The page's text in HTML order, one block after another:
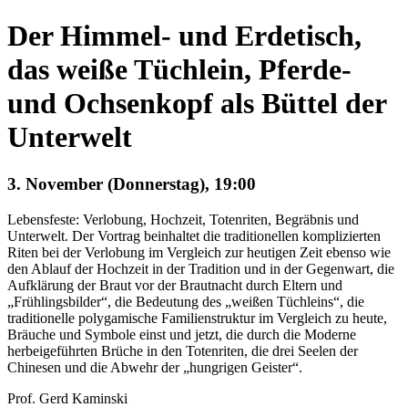
Der Himmel- und Erdetisch,
das weiße Tüchlein, Pferde-
und Ochsenkopf als Büttel der
Unterwelt
3. November (Donnerstag), 19:00
Lebensfeste: Verlobung, Hochzeit, Totenriten, Begräbnis und
Unterwelt. Der Vortrag beinhaltet die traditionellen komplizierten
Riten bei der Verlobung im Vergleich zur heutigen Zeit ebenso wie
den Ablauf der Hochzeit in der Tradition und in der Gegenwart, die
Aufklärung der Braut vor der Brautnacht durch Eltern und
„Frühlingsbilder“, die Bedeutung des „weißen Tüchleins“, die
traditionelle polygamische Familienstruktur im Vergleich zu heute,
Bräuche und Symbole einst und jetzt, die durch die Moderne
herbeigeführten Brüche in den Totenriten, die drei Seelen der
Chinesen und die Abwehr der „hungrigen Geister“.
Prof. Gerd Kaminski